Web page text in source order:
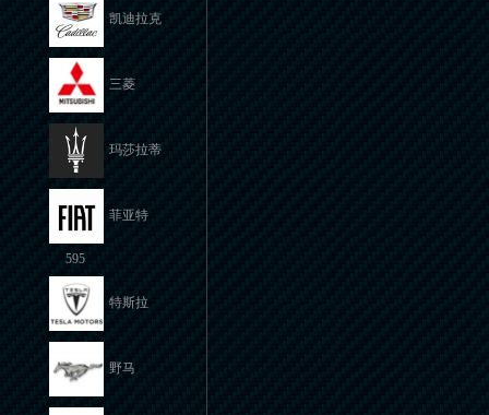
凯迪拉克
三菱
玛莎拉蒂
菲亚特
595
特斯拉
野马